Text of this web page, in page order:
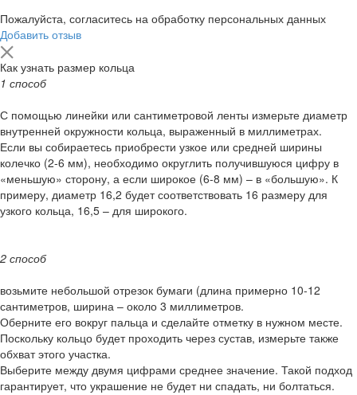
Пожалуйста, согласитесь на обработку персональных данных
Добавить отзыв
Как узнать размер кольца
1 способ
С помощью линейки или сантиметровой ленты измерьте диаметр
внутренней окружности кольца, выраженный в миллиметрах.
Если вы собираетесь приобрести узкое или средней ширины
колечко (2-6 мм), необходимо округлить получившуюся цифру в
«меньшую» сторону, а если широкое (6-8 мм) – в «большую». К
примеру, диаметр 16,2 будет соответствовать 16 размеру для
узкого кольца, 16,5 – для широкого.
2 способ
возьмите небольшой отрезок бумаги (длина примерно 10-12
сантиметров, ширина – около 3 миллиметров.
Оберните его вокруг пальца и сделайте отметку в нужном месте.
Поскольку кольцо будет проходить через сустав, измерьте также
обхват этого участка.
Выберите между двумя цифрами среднее значение. Такой подход
гарантирует, что украшение не будет ни спадать, ни болтаться.